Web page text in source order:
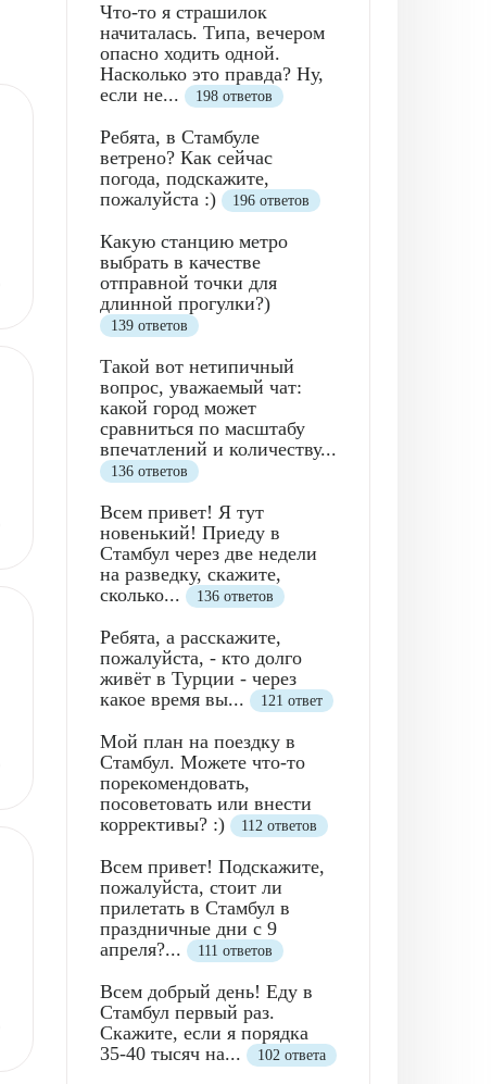
Что-то я страшилок
начиталась. Типа, вечером
опасно ходить одной.
Насколько это правда? Ну,
если не...
198 ответов
Ребята, в Стамбуле
ветрено? Как сейчас
погода, подскажите,
пожалуйста :)
196 ответов
Какую станцию метро
выбрать в качестве
отправной точки для
длинной прогулки?)
139 ответов
Такой вот нетипичный
вопрос, уважаемый чат:
какой город может
сравниться по масштабу
впечатлений и количеству...
136 ответов
Всем привет! Я тут
новенький! Приеду в
Стамбул через две недели
на разведку, скажите,
сколько...
136 ответов
Ребята, а расскажите,
пожалуйста, - кто долго
живёт в Турции - через
какое время вы...
121 ответ
Мой план на поездку в
Стамбул. Можете что-то
порекомендовать,
посоветовать или внести
коррективы? :)
112 ответов
Всем привет! Подскажите,
пожалуйста, стоит ли
прилетать в Стамбул в
праздничные дни с 9
апреля?...
111 ответов
Всем добрый день! Еду в
Стамбул первый раз.
Скажите, если я порядка
35-40 тысяч на...
102 ответа